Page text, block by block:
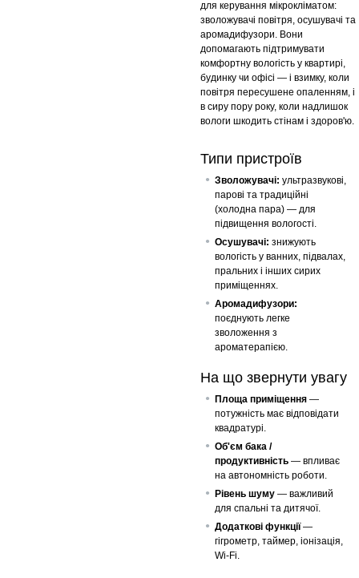
для керування мікрокліматом:
зволожувачі повітря, осушувачі та
аромадифузори. Вони
допомагають підтримувати
комфортну вологість у квартирі,
будинку чи офісі — і взимку, коли
повітря пересушене опаленням, і
в сиру пору року, коли надлишок
вологи шкодить стінам і здоров'ю.
Типи пристроїв
Зволожувачі: ультразвукові,
парові та традиційні
(холодна пара) — для
підвищення вологості.
Осушувачі: знижують
вологість у ванних, підвалах,
пральних і інших сирих
приміщеннях.
Аромадифузори:
поєднують легке
зволоження з
ароматерапією.
На що звернути увагу
Площа приміщення —
потужність має відповідати
квадратурі.
Об'єм бака /
продуктивність — впливає
на автономність роботи.
Рівень шуму — важливий
для спальні та дитячої.
Додаткові функції—
гігрометр, таймер, іонізація,
Wi-Fi.